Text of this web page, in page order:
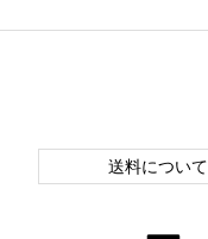
送料について